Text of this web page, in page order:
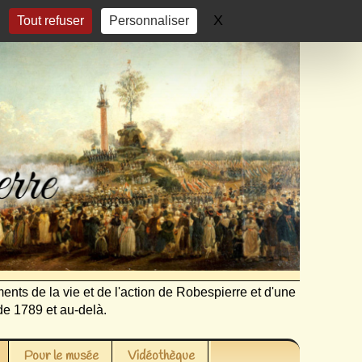
Tout refuser Personnaliser X
de la vie et de l'action de Robespierre et d'une
1789 et au-delà.
Pour le musée Vidéothèque